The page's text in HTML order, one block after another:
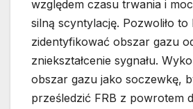
względem czasu trwania i
silną scyntylację. Pozwoliło to
zidentyfikować obszar gazu
zniekształcenie sygnału.
obszar gazu jako soczewkę,
prześledzić FRB z powrotem